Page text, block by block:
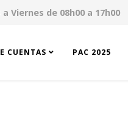
a Viernes de 08h00 a 17h00
CUENTAS PAC 2025